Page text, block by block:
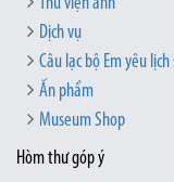
Thư viện ảnh
Dịch vụ
Câu lạc bộ Em yêu lịch
Ấn phẩm
Museum Shop
Hòm thư góp ý